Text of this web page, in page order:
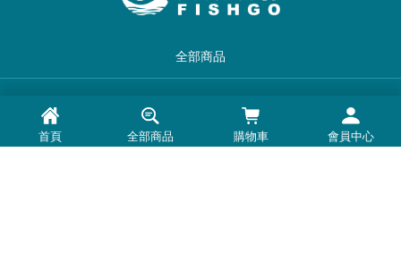
全部商品
最新消息
首頁 全部商品 購物車 會員中心